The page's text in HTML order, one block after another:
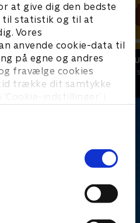
at give dig den bedste
til statistik og til at
Vores
anvende cookie-data til
på egne og andres
fravælge cookies
trække dit samtykke
indstillinger’ i
Miniteve:
Børneserier • 1